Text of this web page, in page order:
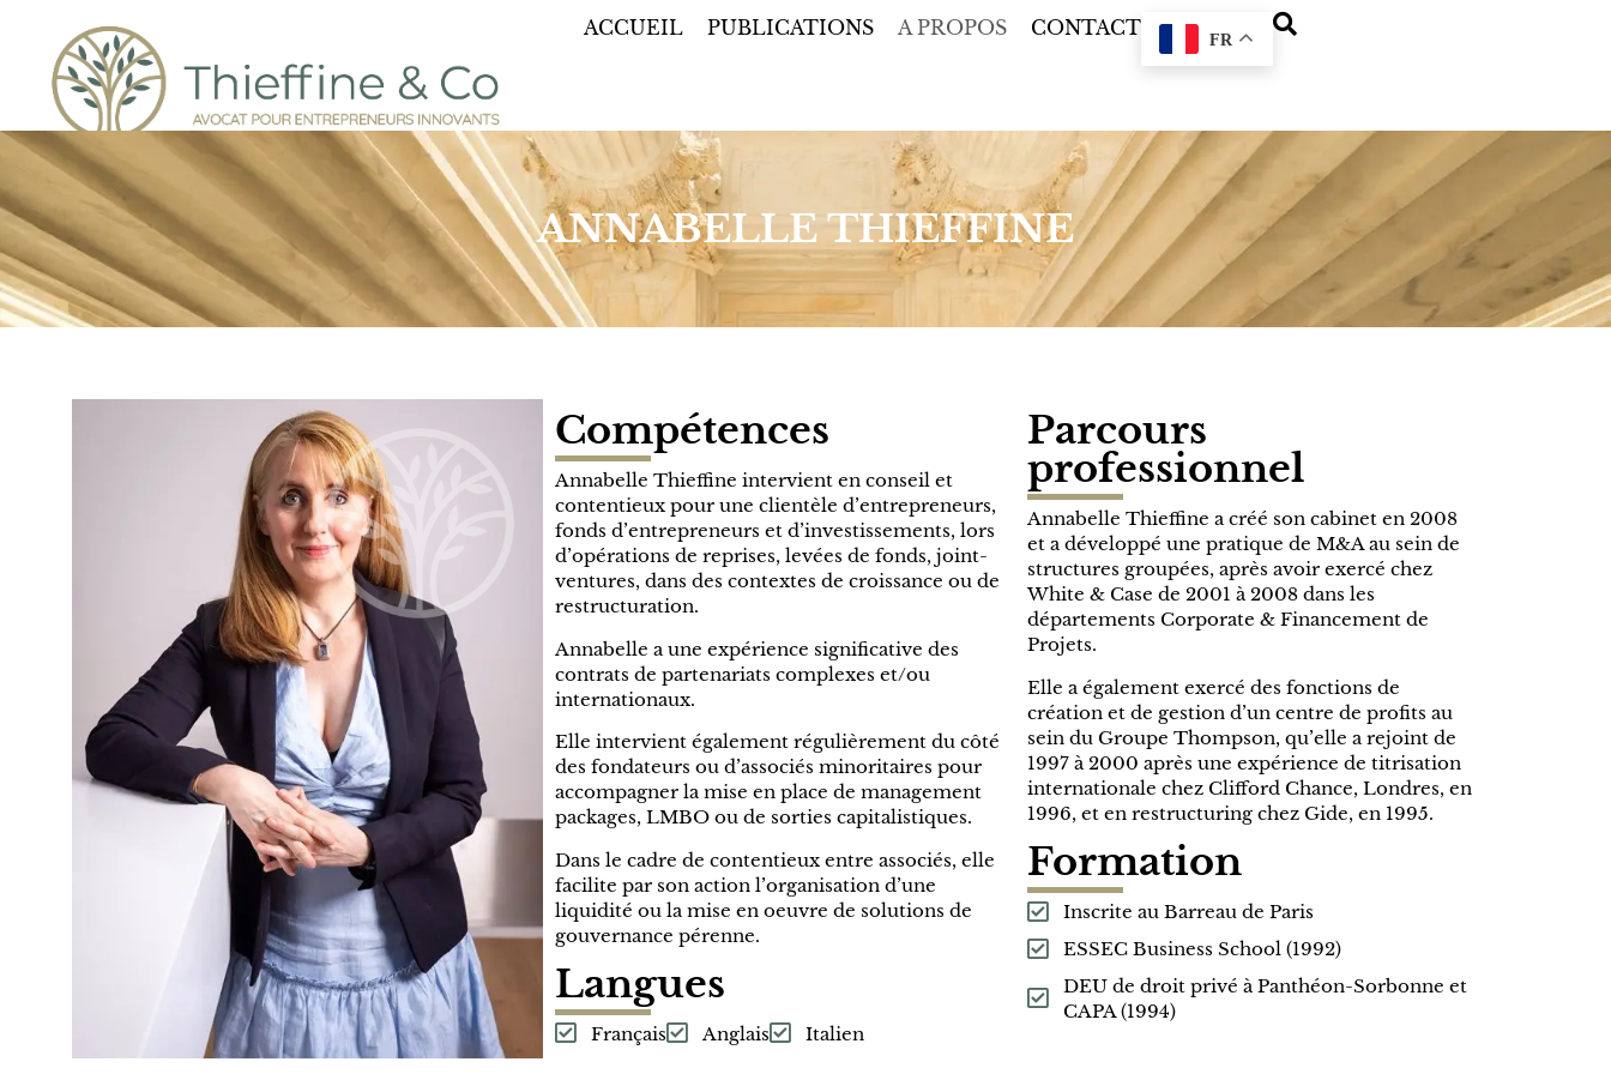
ACCUEIL PUBLICATIONS A PROPOS CONTACT
FR
ANNABELLE THIEFFINE
Compétences
Annabelle Thieffine intervient en conseil et
contentieux pour une clientèle d’entrepreneurs,
fonds d’entrepreneurs et d’investissements, lors
d’opérations de reprises, levées de fonds, joint-
ventures, dans des contextes de croissance ou de
restructuration.
Annabelle a une expérience significative des
contrats de partenariats complexes et/ou
internationaux.
Elle intervient également régulièrement du côté
des fondateurs ou d’associés minoritaires pour
accompagner la mise en place de management
packages, LMBO ou de sorties capitalistiques.
Dans le cadre de contentieux entre associés, elle
facilite par son action l’organisation d’une
liquidité ou la mise en oeuvre de solutions de
gouvernance pérenne.
Langues
Français Anglais Italien
Parcours
professionnel
Annabelle Thieffine a créé son cabinet en 2008
et a développé une pratique de M&A au sein de
structures groupées, après avoir exercé chez
White & Case de 2001 à 2008 dans les
départements Corporate & Financement de
Projets.
Elle a également exercé des fonctions de
création et de gestion d’un centre de profits au
sein du Groupe Thompson, qu’elle a rejoint de
1997 à 2000 après une expérience de titrisation
internationale chez Clifford Chance, Londres, en
1996, et en restructuring chez Gide, en 1995.
Formation
Inscrite au Barreau de Paris
ESSEC Business School (1992)
DEU de droit privé à Panthéon-Sorbonne et
CAPA (1994)